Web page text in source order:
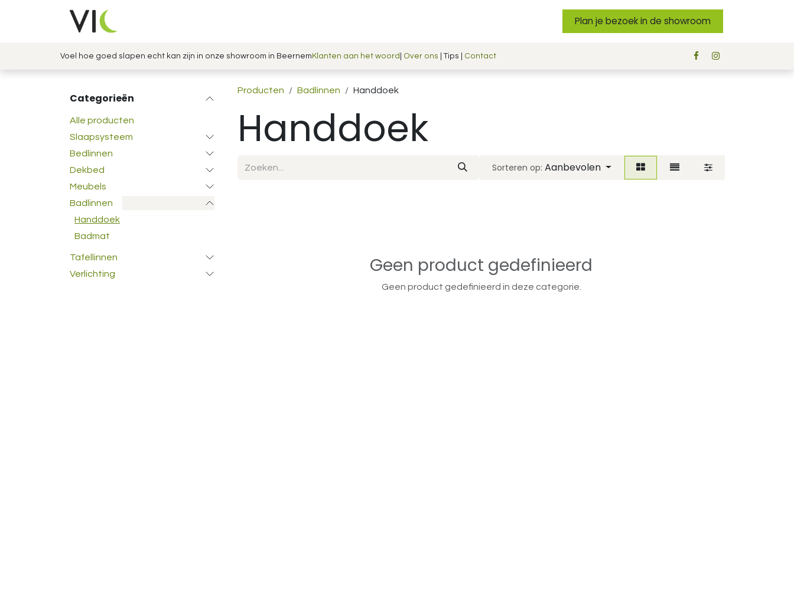
Overslaan naar inhoud
Plan je bezoek in de showroom
Voel hoe goed slapen echt kan zijn in onze showroom in BeernemKlanten aan het woord Over ons | Tips | Contact
Categorieën
Alle producten
Slaapsysteem
Bedlinnen
Dekbed
Meubels
Badlinnen
Handdoek
Badmat
Tafellinnen
Verlichting
Producten Badlinnen Handdoek
Handdoek
Sorteren op: Aanbevolen
Geen product gedefinieerd
Geen product gedefinieerd in deze categorie.